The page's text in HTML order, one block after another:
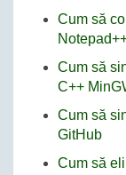
Cum să
Cum să
C++
Cum să
GitHub
Cum să